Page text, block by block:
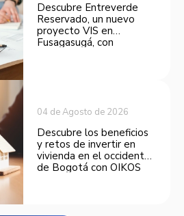
Descubre Entreverde
Reservado, un nuevo
proyecto VIS en
Fusagasugá, con
04 de Agosto de 2026
Descubre los beneficios
y retos de invertir en
vivienda en el occidente
de Bogotá con OIKOS